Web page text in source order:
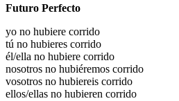
Futuro Perfecto
yo no hubiere corrido
tú no hubieres corrido
él/ella no hubiere corrido
nosotros no hubiéremos corrido
vosotros no hubiereis corrido
ellos/ellas no hubieren corrido